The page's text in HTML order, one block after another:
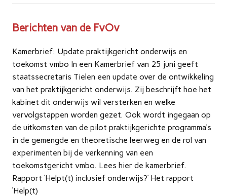
Berichten van de FvOv
Kamerbrief: Update praktijkgericht onderwijs en
toekomst vmbo In een Kamerbrief van 25 juni geeft
staatssecretaris Tielen een update over de ontwikkeling
van het praktijkgericht onderwijs. Zij beschrijft hoe het
kabinet dit onderwijs wil versterken en welke
vervolgstappen worden gezet. Ook wordt ingegaan op
de uitkomsten van de pilot praktijkgerichte programma’s
in de gemengde en theoretische leerweg en de rol van
experimenten bij de verkenning van een
toekomstgericht vmbo. Lees hier de kamerbrief.
Rapport ‘Helpt(t) inclusief onderwijs?’ Het rapport
‘Help(t)